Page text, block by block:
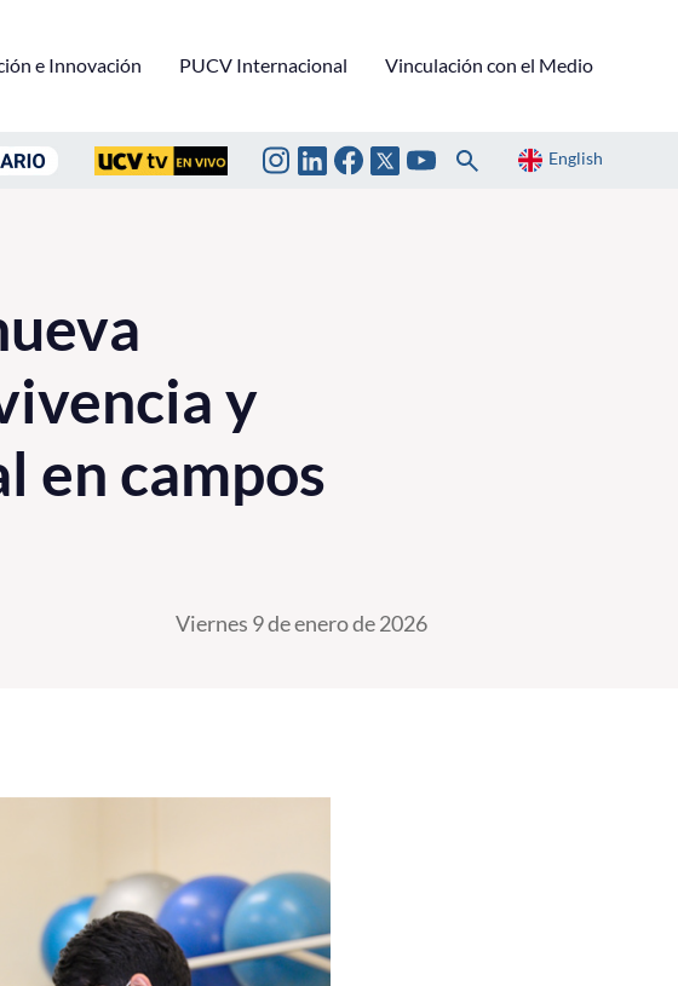
e Innovación PUCV Internacional Vinculación con el Medio
English
y
en campos
Viernes 9 de enero de 2026